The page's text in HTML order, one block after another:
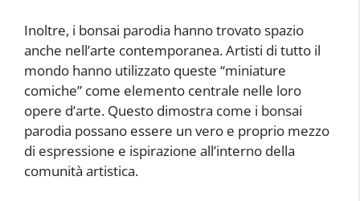
Inoltre, i bonsai parodia hanno trovato spazio
anche nell’arte contemporanea. Artisti di tutto il
mondo hanno utilizzato queste “miniature
comiche” come elemento centrale nelle loro
opere d’arte. Questo dimostra come i bonsai
parodia possano essere un vero e proprio mezzo
di espressione e ispirazione all’interno della
comunità artistica.